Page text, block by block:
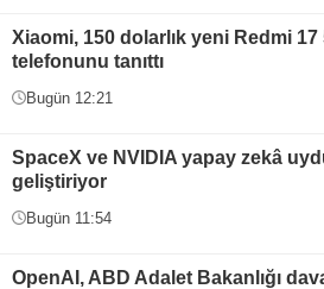
Xiaomi, 150 dolarlık yeni Redmi 17
telefonunu tanıttı
Bugün 12:21
SpaceX ve NVIDIA yapay zekâ
geliştiriyor
Bugün 11:54
OpenAI, ABD Adalet Bakanlığı